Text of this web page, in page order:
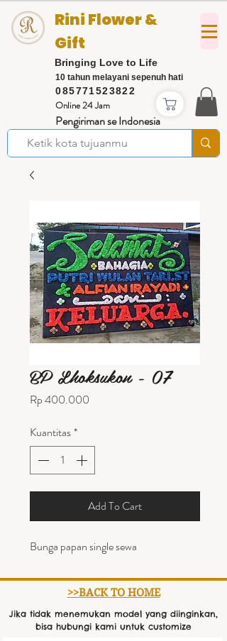
085771523822
Rini Flower &
Gift
Bringing Love to Life
Online 24 Jam
Pengiriman se Indonesia
10 tahun melayani sepenuh hati
BP Lhoksukon - 07
Rp 400.000
Kuantitas*
Add To Cart
Bunga papan single sewa
>>BACK TO HOME
Jika tidak menemukan model yang diinginkan,
bisa hubungi kami untuk customize